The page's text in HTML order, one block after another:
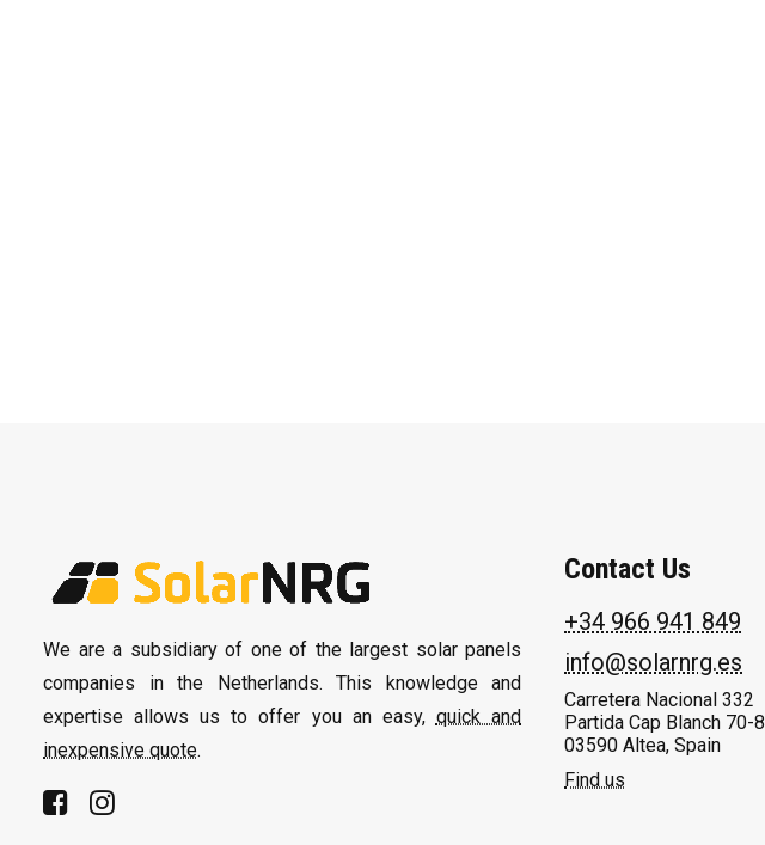
We are a subsidiary of one of the largest solar panels
companies in the Netherlands. This knowledge and
expertise allows us to offer you an easy, quick and
inexpensive quote.
Contact Us
+34 966 941 849
info@solarnrg.es
Carretera Nacional 332
Partida Cap Blanch 70-8
03590 Altea, Spain
Find us